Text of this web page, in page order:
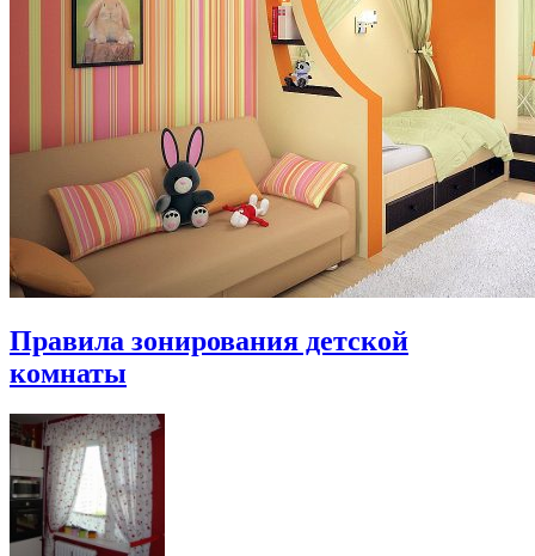
Правила зонирования детской
комнаты